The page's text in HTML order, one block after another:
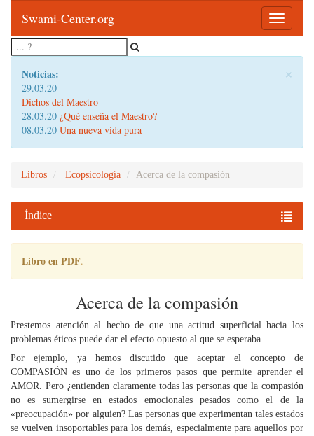
Toggle
Swami-Center.org
×
Noticias:
29.03.20
Dichos del Maestro
28.03.20 ¿Qué enseña el Maestro?
08.03.20 Una nueva vida pura
Libros Ecopsicología Acerca de la compasión
Índice
Libro en PDF.
Acerca de la compasión
Prestemos atención al hecho de que una actitud superficial hacia los
problemas éticos puede dar el efecto opuesto al que se esperaba.
Por ejemplo, ya hemos discutido que aceptar el concepto de
COMPASIÓN es uno de los primeros pasos que permite aprender el
AMOR. Pero ¿entienden claramente todas las personas que la compasión
no es sumergirse en estados emocionales pesados como el de la
«preocupación» por alguien? Las personas que experimentan tales estados
se vuelven insoportables para los demás, especialmente para aquellos por